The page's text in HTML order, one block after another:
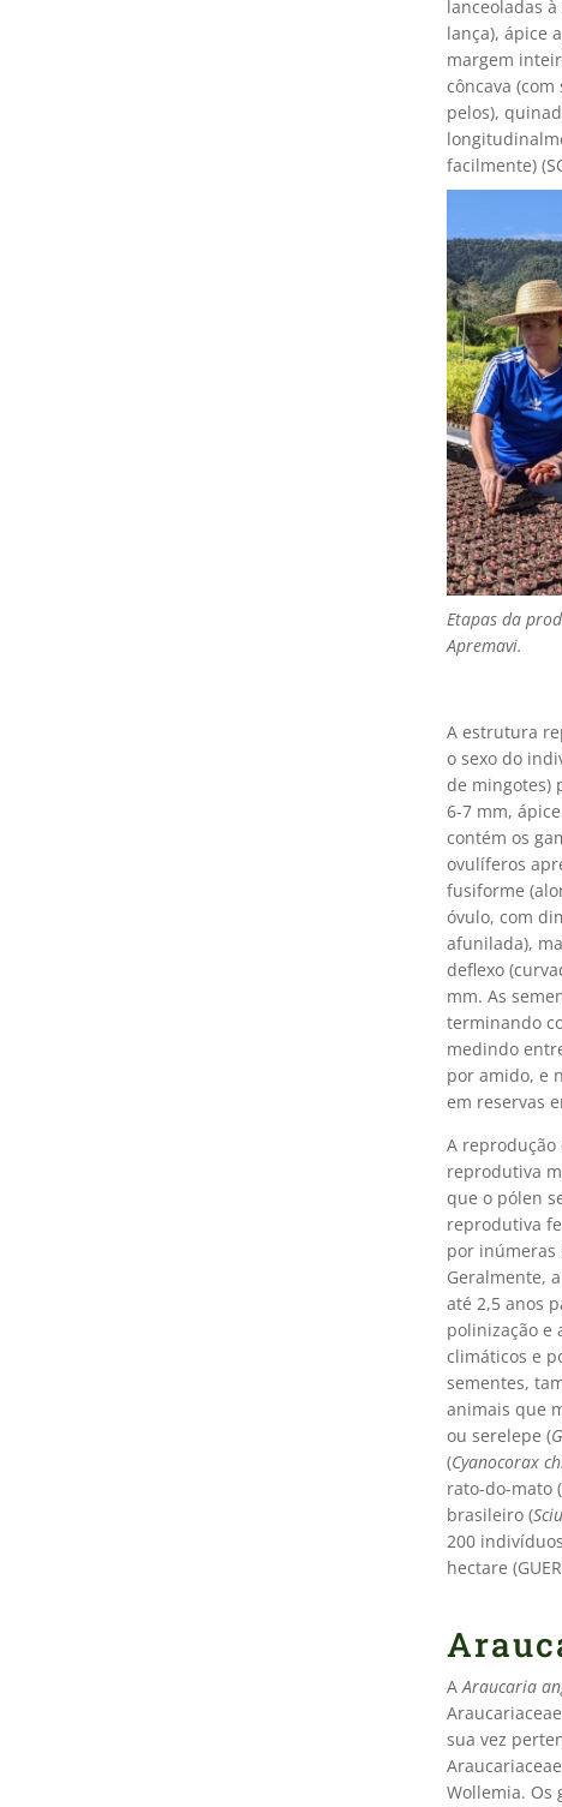
lanceoladas
lança), ápice
margem
côncava
pelos),
facilmente)
Etapas da
Apremavi.
A estrutura
o sexo do
de mingotes)
6-7 mm,
contém os
ovulíferos
fusiforme
óvulo, com
afunilada),
deflexo
mm. As
terminando
medindo
por amido, e
em reservas
A reprodução
reprodutiva
que o pólen
reprodutiva
por inúmeras
Geralmente,
até 2,5 anos
polinização e
climáticos e
sementes,
animais que
ou serelepe (
(Cyanocorax
rato-do-mato (
brasileiro (
200
hectare
A Araucaria
sua vez
Wollemia. Os